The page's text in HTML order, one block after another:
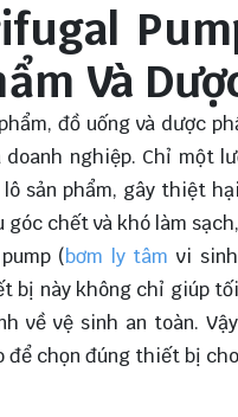
Và
đồ uống và dược
doanh nghiệp. Chỉ một
sản phẩm, gây thiệt
chết và khó làm
(bơm ly tâm vi
bị này không chỉ giúp
về vệ sinh an toàn.
để chọn đúng thiết bị